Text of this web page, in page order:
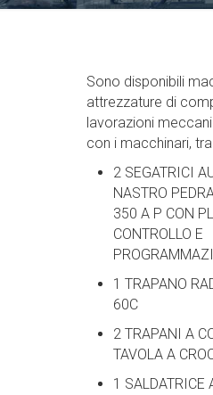
Sono disponibili
attrezzature di
lavorazioni
con i macchinari,
2 SEGATRICI
NASTRO
350 A P CON
CONTROLLO E
1 TRAPANO
60C
2 TRAPANI A
TAVOLA A
1 SALDATRICE